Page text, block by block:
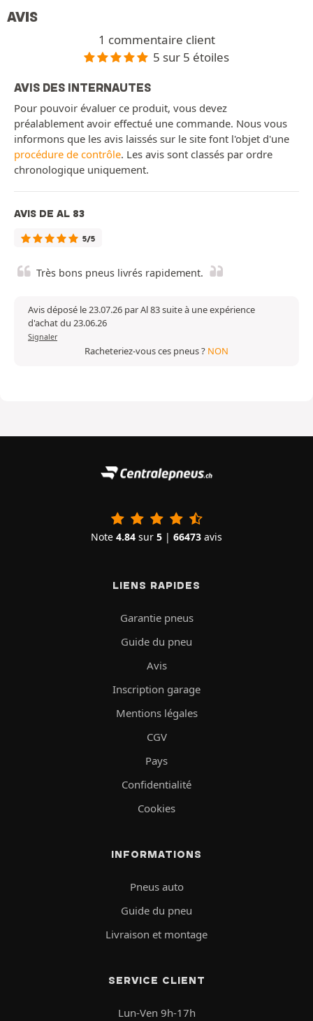
AVIS
1 commentaire client
5 sur 5 étoiles
AVIS DES INTERNAUTES
Pour pouvoir évaluer ce produit, vous devez
préalablement avoir effectué une commande. Nous vous
informons que les avis laissés sur le site font l'objet d'une
procédure de contrôle. Les avis sont classés par ordre
chronologique uniquement.
AVIS DE AL 83
5/5
Très bons pneus livrés rapidement.
Avis déposé le 23.07.26 par Al 83 suite à une expérience
d'achat du 23.06.26
Signaler
Racheteriez-vous ces pneus ? NON
Note 4.84 sur 5 | 66473 avis
LIENS RAPIDES
Garantie pneus
Guide du pneu
Avis
Inscription garage
Mentions légales
CGV
Pays
Confidentialité
Cookies
INFORMATIONS
Pneus auto
Guide du pneu
Livraison et montage
SERVICE CLIENT
Lun-Ven 9h-17h